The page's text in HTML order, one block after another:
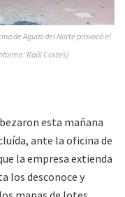
de Aguas del Norte provocó el
Raúl Costes)
esta mañana
ante la oficina de
la empresa extienda
los desconoce y